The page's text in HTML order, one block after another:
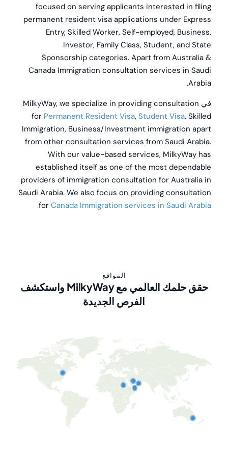
focused on serving applicants interested in filing
permanent resident visa applications under Express
Entry, Skilled Worker, Self-employed, Business,
Investor, Family Class, Student, and State
Sponsorship categories. Apart from Australia &
Canada Immigration consultation services in Saudi
Arabia.
في we specialize in providing consultation
for Permanent Resident Visa,Student Visa, Skilled
Immigration, Business/Investment immigration apart
from other consultation services from Saudi Arabia.
With our value-based services, MilkyWay has
established itself as one of the most dependable
providers of immigration consultation for Australia in
Saudi Arabia. We also focus on providing consultation
forCanada Immigration services in Saudi Arabia.
المواقع
حقق حلمك العالمي مع MilkyWay واستكشف
الفرص الجديدة
كند